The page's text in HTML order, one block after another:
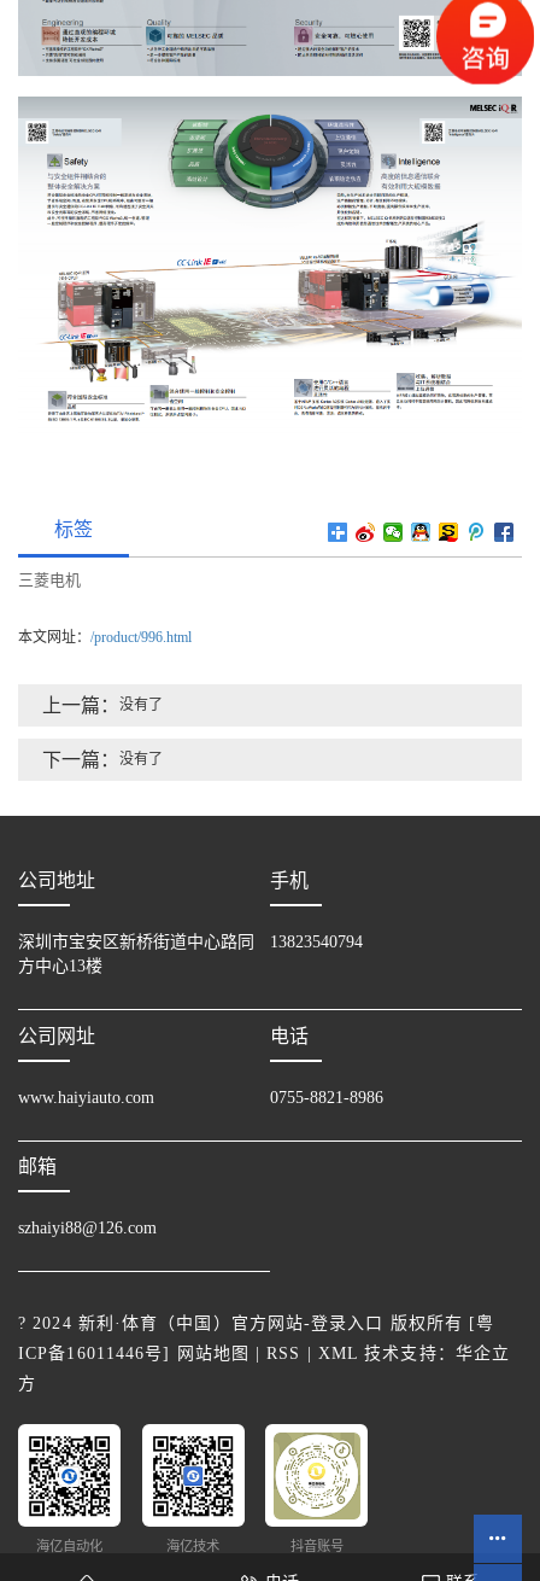
标签
三菱电机
本文网址： /product/996.html
上一篇： 没有了
下一篇： 没有了
公司地址
深圳市宝安区新桥街道中心路同
方中心13楼
手机
13823540794
公司网址
www.haiyiauto.com
电话
0755-8821-8986
邮箱
szhaiyi88@126.com
? 2024 新利·体育（中国）官方网站-登录入口 版权所有 [粤
ICP备16011446号] 网站地图 |RSS XML 技术支持： 华企立
方
海亿自动化 海亿技术 抖音账号